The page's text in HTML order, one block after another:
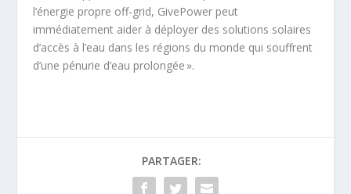
l’énergie propre off-grid, GivePower peut
immédiatement aider à déployer des solutions solaires
d’accès à l’eau dans les régions du monde qui souffrent
d’une pénurie d’eau prolongée ».
PARTAGER: